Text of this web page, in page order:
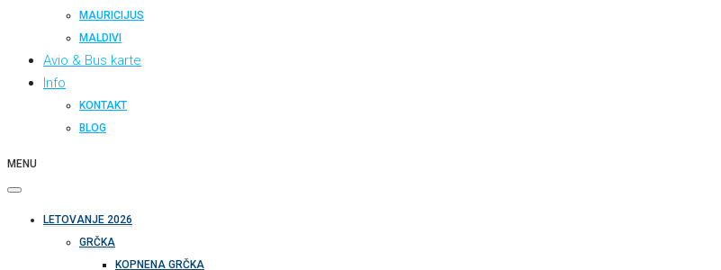
MAURICIJUS
MALDIVI
Avio & Bus karte
Info
KONTAKT
BLOG
MENU
LETOVANJE 2026
GRČKA
KOPNENA GRČKA